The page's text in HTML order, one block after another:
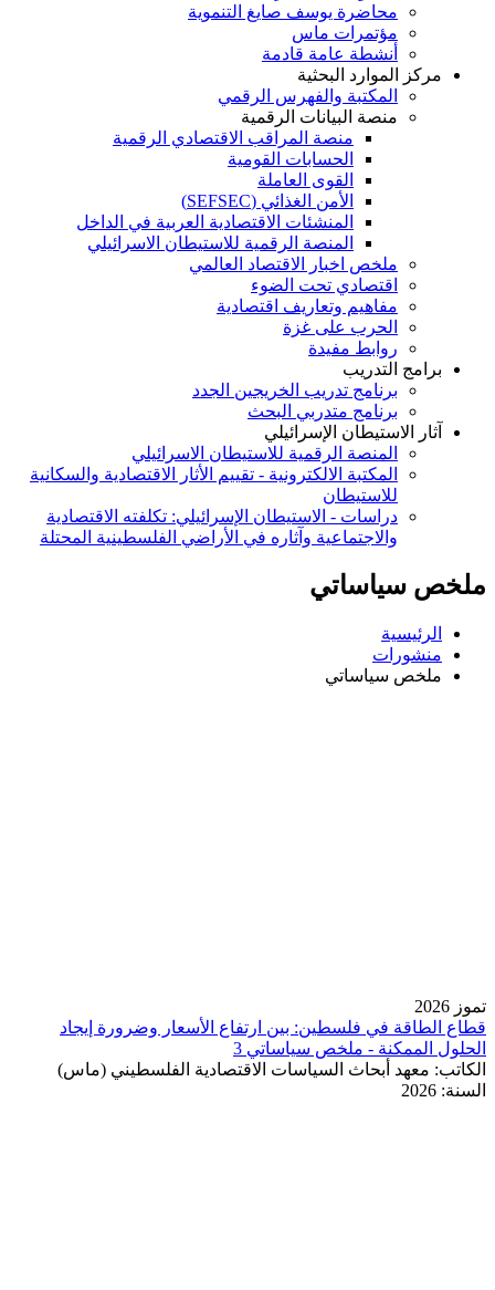
محاضرة يوسف صايغ التنموية
مؤتمرات ماس
أنشطة عامة قادمة
مركز الموارد البحثية
المكتبة والفهرس الرقمي
منصة البيانات الرقمية
منصة المراقب الاقتصادي الرقمية
الحسابات القومية
القوى العاملة
الأمن الغذائي (SEFSEC)
المنشئات الاقتصادية العربية في الداخل
المنصة الرقمية للاستيطان الاسرائيلي
ملخص اخبار الاقتصاد العالمي
اقتصادي تحت الضوء
مفاهيم وتعاريف اقتصادية
الحرب على غزة
روابط مفيدة
برامج التدريب
برنامج تدريب الخريجين الجدد
برنامج متدربي البحث
آثار الاستيطان الإسرائيلي
المنصة الرقمية للاستيطان الاسرائيلي
المكتبة الالكترونية - تقييم الأثار الاقتصادية والسكانية
للاستيطان
دراسات - الاستيطان الإسرائيلي: تكلفته الاقتصادية
والاجتماعية وآثاره في الأراضي الفلسطينية المحتلة
ملخص سياساتي
الرئيسية
منشورات
ملخص سياساتي
تموز 2026
قطاع الطاقة في فلسطين: بين ارتفاع الأسعار وضرورة إيجاد
الحلول الممكنة - ملخص سياساتي 3
الكاتب: معهد أبحاث السياسات الاقتصادية الفلسطيني (ماس)
السنة: 2026